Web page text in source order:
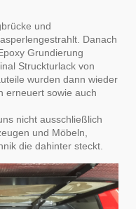
und
Danach
Grundierung
Struckturlack von
wurden dann wieder
erneuert sowie auch
nicht ausschließlich
und Möbeln,
die dahinter steckt.